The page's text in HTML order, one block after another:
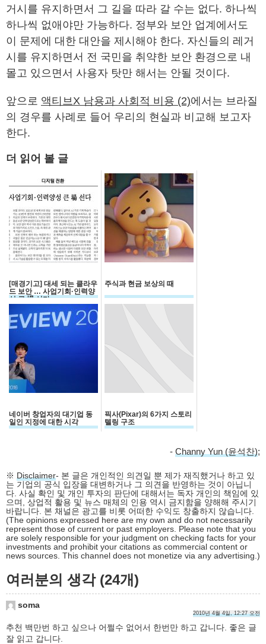
거시를 유지하면서 그 길을 따라 갈 수는 없다. 하나씩
하나씩 없애야만 가능하다. 정부와 보안 업계에서도
이 문제에 대한 대안을 제시해야 한다. 자신들의 레거
시를 유지하면서 전 국민을 취약한 보안 환경으로 내
몰고 있으면서 사용자 탓만 해서는 안될 것이다.
앞으로 액티브X 남용과 사회적 비용 (2)에서는 브라질
의 경우를 사례로 들어 우리의 현실과 비교해 보고자
한다.
더 읽어 볼 글
[매경기고] 대세 되는 클라우
드 보안 … 사업기회·인력양
성 큰 場 선다
주식과 현금 보상의 때
네이버 창업자의 대기업 동
일인 지정에 대한 시각
픽사(Pixar)의 6가지 스토리
텔링 구조
- Channy Yun (윤석찬);
※ Disclaimer- 본 글은 개인적인 의견일 뿐 제가 재직했거나 하고 있
는 기업의 공식 입장을 대변하거나 그 의견을 반영하는 것이 아닙니
다. 사실 확인 및 개인 투자의 판단에 대해서는 독자 개인의 책임에 있
으며, 상업적 활용 및 뉴스 매체의 인용 역시 금지함을 양해해 주시기
바랍니다. 본 채널은 광고를 비롯 어떠한 수익도 창출하지 않습니다.
(The opinions expressed here are my own and do not necessarily
represent those of current or past employers. Please note that you
are solely responsible for your judgment on checking facts for your
investments and prohibit your citations as commercial content or
news sources. This channel does not monetize via any advertising.)
여러분의 생각 (24개)
soma
2010년 4월 4일, 12:27 오전
추천 백만번 하고 싶으나 어쩔수 없어서 한번만 하고 갑니다. 좋은 글
잘 읽고 갑니다.